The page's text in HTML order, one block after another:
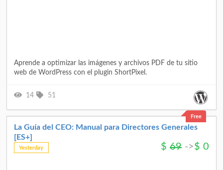
Aprende a optimizar las imágenes y archivos PDF de tu sitio
web de WordPress con el plugin ShortPixel.
14 51
Free
La Guía del CEO: Manual para Directores Generales
[ES+]
Yesterday $ 69 ->$ 0